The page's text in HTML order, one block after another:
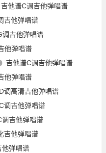
他谱C调吉他弹唱谱
吉他弹唱谱
调吉他弹唱谱
他弹唱谱
吉他谱C调吉他弹唱谱
他弹唱谱
调高清吉他弹唱谱
调吉他弹唱谱
吉他弹唱谱
吉他弹唱谱
他弹唱谱